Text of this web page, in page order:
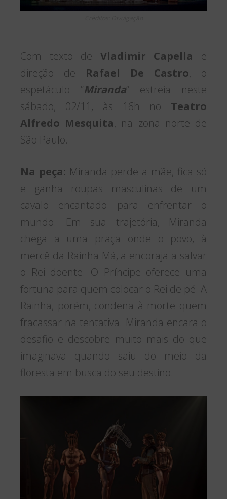
Com texto de Vladimir Capella e
direção de Rafael De Castro, o
espetáculo “Miranda” estreia neste
sábado, 02/11, às 16h no Teatro
Alfredo Mesquita, na zona norte de
São Paulo.
Na peça: Miranda perde a mãe, fica só
e ganha roupas masculinas de um
cavalo encantado para enfrentar o
mundo. Em sua trajetória, Miranda
chega a uma praça onde o povo, à
mercê da Rainha Má, a encoraja a salvar
o Rei doente. O Príncipe oferece uma
fortuna para quem colocar o Rei de pé. A
Rainha, porém, condena à morte quem
fracassar na tentativa. Miranda encara o
desafio e descobre muito mais do que
imaginava quando saiu do meio da
floresta em busca do seu destino.